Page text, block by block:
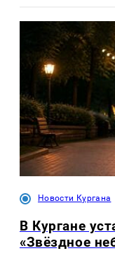
Новости Кургана
В Кургане
«Звёздное